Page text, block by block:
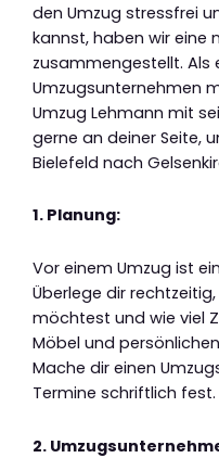
den Umzug stressfrei
kannst, haben wir eine
zusammengestellt. Als
Umzugsunternehmen
Umzug Lehmann mit
gerne an deiner Seite,
Bielefeld nach
1. Planung:
Vor einem Umzug ist
Überlege dir
möchtest und wie viel
Möbel und
Mache dir einen
Termine schriftlich fest.
2.